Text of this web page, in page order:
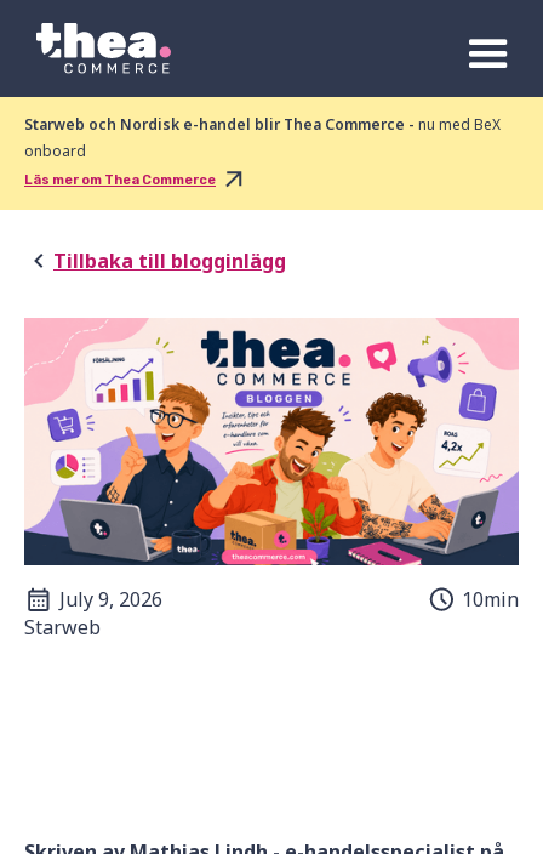
Starweb och Nordisk e-handel blir Thea Commerce - nu med BeX
onboard
Läs mer om Thea Commerce
Tillbaka till blogginlägg
July 9, 2026
10min
Starweb